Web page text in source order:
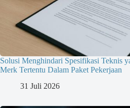
Solusi Menghindari Spesifikasi Teknis
Merk Tertentu Dalam Paket Pekerjaan
31 Juli 2026